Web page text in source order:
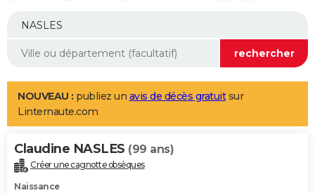
Essais
Réserver un essai
Citadines
Berlines
SUV
Forum auto
+
Mobiles
Meilleur smartphone
Internet
Ordinateurs
Jeux vidéo
Guide high-tech
Aménagement intérieur
LIFESTYLE
Art de vivre
Bien-être
Loisirs
Mode
Modes de vie
Alimentation
Guide de la santé
Maladies
Médicaments
Sommeil
VOYAGE
Destinations
City break
Voyage nature
Voyage de noces
Forum
Climat
+PHOTO
NOUVEAU : publiez un avis de décès gratuitsur
Linternaute.com
Claudine NASLES (99 ans)
Créer une cagnotte obsèques
Naissance